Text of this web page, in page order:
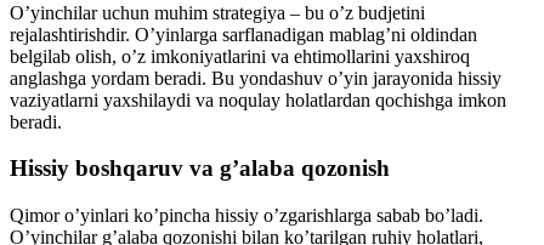
O’yinchilar uchun muhim strategiya – bu o’z budjetini
rejalashtirishdir. O’yinlarga sarflanadigan mablag’ni oldindan
belgilab olish, o’z imkoniyatlarini va ehtimollarini yaxshiroq
anglashga yordam beradi. Bu yondashuv o’yin jarayonida hissiy
vaziyatlarni yaxshilaydi va noqulay holatlardan qochishga imkon
beradi.
Hissiy boshqaruv va g’alaba qozonish
Qimor o’yinlari ko’pincha hissiy o’zgarishlarga sabab bo’ladi.
O’yinchilar g’alaba qozonishi bilan ko’tarilgan ruhiy holatlari,